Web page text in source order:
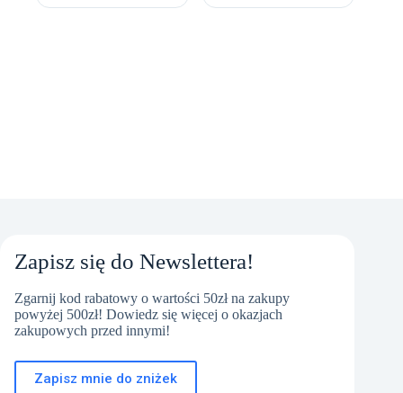
7.999,00 zł.
7.299,00 zł.
Zapisz się do Newslettera!
Zgarnij kod rabatowy o wartości 50zł na zakupy
powyżej 500zł! Dowiedz się więcej o okazjach
zakupowych przed innymi!
Zapisz mnie do zniżek